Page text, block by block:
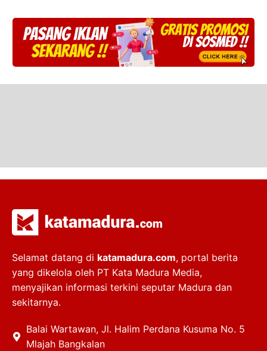
Selamat datang di katamadura.com, portal berita
yang dikelola oleh PT Kata Madura Media,
menyajikan informasi terkini seputar Madura dan
sekitarnya.
Balai Wartawan, Jl. Halim Perdana Kusuma No. 5
Mlajah Bangkalan